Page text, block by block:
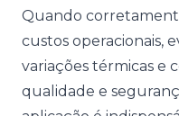
Quando
custos operacionais,
variações térmicas e
qualidade e